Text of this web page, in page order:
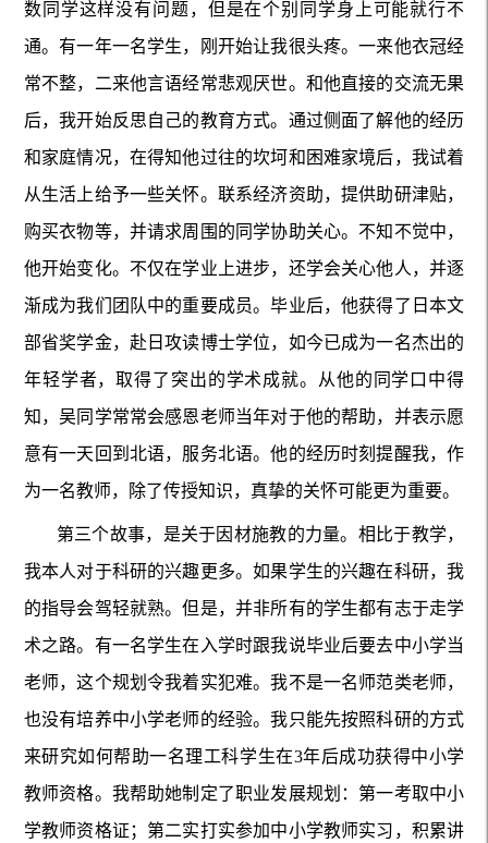
数同学这样没有问题，但是在个别同学身上可能就行不
通。有一年一名学生，刚开始让我很头疼。一来他衣冠经
常不整，二来他言语经常悲观厌世。和他直接的交流无果
后，我开始反思自己的教育方式。通过侧面了解他的经历
和家庭情况，在得知他过往的坎坷和困难家境后，我试着
从生活上给予一些关怀。联系经济资助，提供助研津贴，
购买衣物等，并请求周围的同学协助关心。不知不觉中，
他开始变化。不仅在学业上进步，还学会关心他人，并逐
渐成为我们团队中的重要成员。毕业后，他获得了日本文
部省奖学金，赴日攻读博士学位，如今已成为一名杰出的
年轻学者，取得了突出的学术成就。从他的同学口中得
知，吴同学常常会感恩老师当年对于他的帮助，并表示愿
意有一天回到北语，服务北语。他的经历时刻提醒我，作
为一名教师，除了传授知识，真挚的关怀可能更为重要。
第三个故事，是关于因材施教的力量。相比于教学，
我本人对于科研的兴趣更多。如果学生的兴趣在科研，我
的指导会驾轻就熟。但是，并非所有的学生都有志于走学
术之路。有一名学生在入学时跟我说毕业后要去中小学当
老师，这个规划令我着实犯难。我不是一名师范类老师，
也没有培养中小学老师的经验。我只能先按照科研的方式
来研究如何帮助一名理工科学生在3年后成功获得中小学
教师资格。我帮助她制定了职业发展规划：第一考取中小
学教师资格证；第二实打实参加中小学教师实习，积累讲